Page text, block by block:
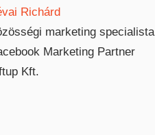
Richárd
marketing specialista
Marketing Partner
Kft.